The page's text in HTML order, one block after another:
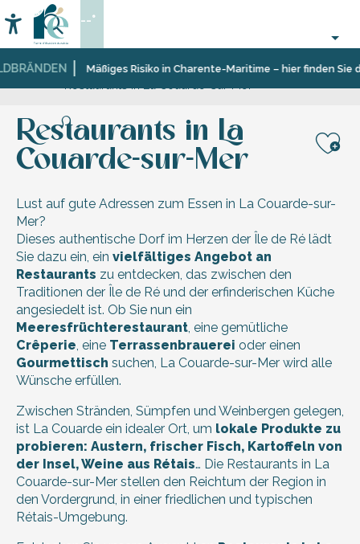
au
contenu
principal
Mäßiges Risiko in Charente-Maritime – hier finden Sie
Accessibilité
Suche
--°
Startseite Entdecken
Zehn
facettenreiche
Landschaften
La
Mer
Restaurants in La
Couarde-sur-Mer
Lust auf gute Adressen zum Essen in La Couarde-sur-
Mer?
Dieses authentische Dorf im Herzen der Île de Ré lädt
Sie dazu ein, ein vielfältiges Angebot an
Restaurants zu entdecken, das zwischen den
Traditionen der Île de Ré und der erfinderischen Küche
angesiedelt ist. Ob Sie nun ein
Meeresfrüchterestaurant, eine gemütliche
Crêperie, eine Terrassenbrauerei oder einen
Gourmettisch suchen, La Couarde-sur-Mer wird alle
Wünsche erfüllen.
Zwischen Stränden, Sümpfen und Weinbergen gelegen,
ist La Couarde ein idealer Ort, um lokale Produkte zu
probieren: Austern, frischer Fisch, Kartoffeln von
der Insel, Weine aus Rétais… Die Restaurants in La
Couarde-sur-Mer stellen den Reichtum der Region in
den Vordergrund, in einer friedlichen und typischen
Rétais-Umgebung.